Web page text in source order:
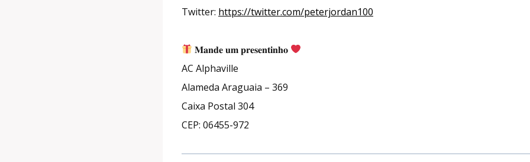
Twitter: https://twitter.com/peterjordan100
𝐌𝐚𝐧𝐝𝐞 𝐮𝐦 𝐩𝐫𝐞𝐬𝐞𝐧𝐭𝐢𝐧𝐡𝐨
AC Alphaville
Alameda Araguaia – 369
Caixa Postal 304
CEP: 06455-972